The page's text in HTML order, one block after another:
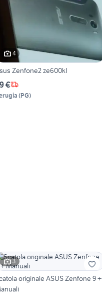
4
Zenfone2 ze600kl
€
(PG)
3
originale ASUS Zenfone 9 +